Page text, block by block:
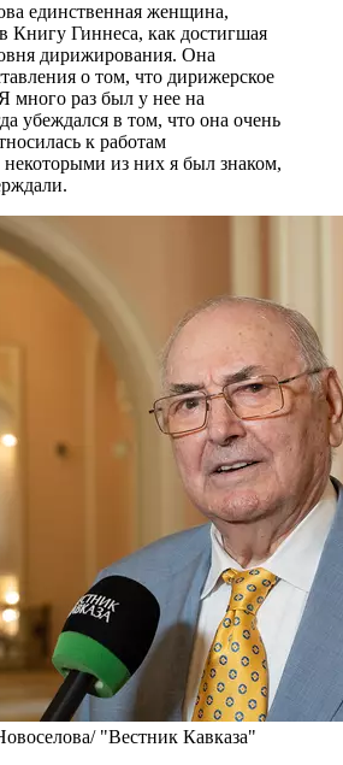
единственная женщина,
Книгу Гиннеса, как достигшая
дирижирования. Она
о том, что дирижерское
много раз был у нее на
убеждался в том, что она очень
к работам
из них я был знаком,
"Вестник Кавказа"